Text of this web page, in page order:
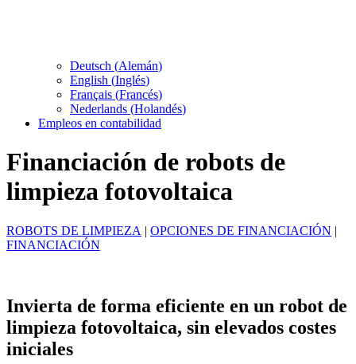
Deutsch (Alemán)
English (Inglés)
Français (Francés)
Nederlands (Holandés)
Empleos en contabilidad
Financiación de robots de
limpieza fotovoltaica
ROBOTS DE LIMPIEZA | OPCIONES DE FINANCIACIÓN |
FINANCIACIÓN
Invierta de forma eficiente en un robot de
limpieza fotovoltaica, sin elevados costes
iniciales